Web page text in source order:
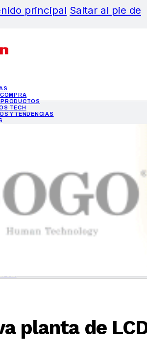
principal Saltar al pie de
TECH
Y TENDENCIAS
TENDENCIAS
planta de